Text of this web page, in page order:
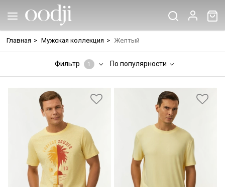
Главная > Мужская коллекция > Желтый
Фильтр 1 По популярности